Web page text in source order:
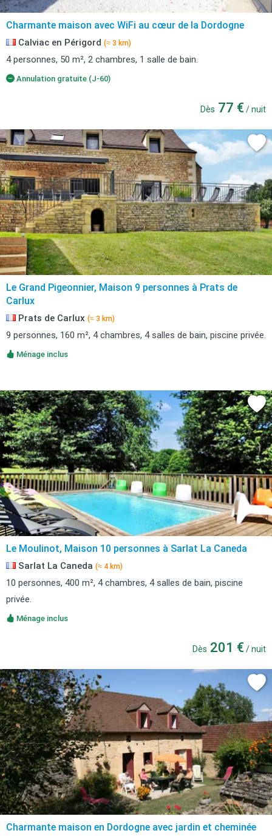
Charmante maison avec WiFi au cœur de la Dordogne
Calviac en Périgord (≈ 3 km)
4 personnes, 50 m², 2 chambres, 1 salle de bain.
Annulation gratuite (J-60)
Dès 77 € / nuit
Le Grand Pigeonnier, Maison 9 personnes à Prats de
Carlux
Prats de Carlux (≈ 3 km)
9 personnes, 160 m², 4 chambres, 4 salles de bain, piscine privée.
Ménage inclus
Le Moulinot, Maison 10 personnes à Sarlat La Caneda
Sarlat La Caneda (≈ 4 km)
10 personnes, 400 m², 4 chambres, 4 salles de bain, piscine
privée.
Ménage inclus
Dès 201 € / nuit
Charmante maison en Dordogne avec jardin et cheminée